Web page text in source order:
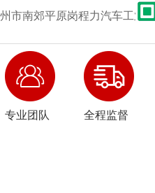
市南郊平原岗程力汽车工业园
专业团队 全程监督